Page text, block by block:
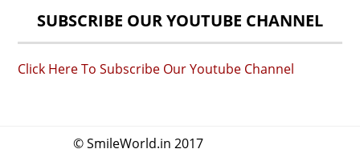
SUBSCRIBE OUR YOUTUBE CHANNEL
Click Here To Subscribe Our Youtube Channel
© SmileWorld.in 2017